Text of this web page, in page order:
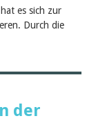
es sich zur
Durch die
der